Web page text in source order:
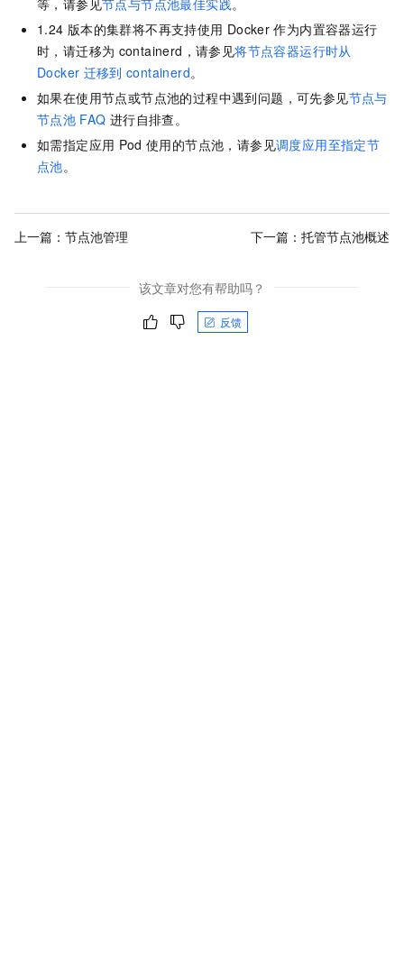
1.24 版本的集群将不再支持使用 Docker 作为内置容器运行
时，请迁移为 containerd，请参见将节点容器运行时从
Docker 迁移到 containerd。
如果在使用节点或节点池的过程中遇到问题，可先参见节点与
节点池 FAQ 进行自排查。
如需指定应用 Pod 使用的节点池，请参见调度应用至指定节
点池。
上一篇： 节点池管理 下一篇： 托管节点池概述
该文章对您有帮助吗？
反馈